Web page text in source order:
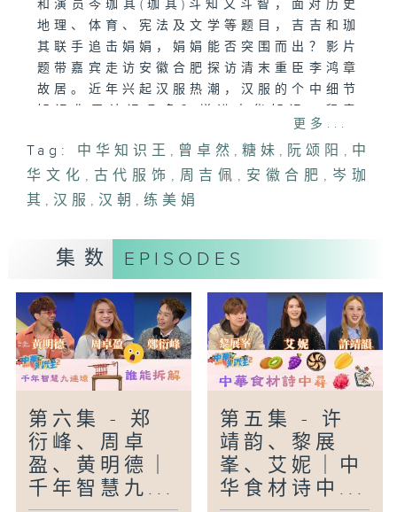
和演员岑珈其(珈其)斗知又斗智，面对历史
地理、体育、宪法及文学等题目，吉吉和珈
其联手追击娟娟，娟娟能否突围而出？影片
题带嘉宾走访安徽合肥探访清末重臣李鸿章
故居。近年兴起汉服热潮，汉服的个中细节
主持：曾卓然、糖妹、阮颂阳
嘉宾：周吉佩、练美娟、岑珈其
#中华知识王#曾卓然#糖妹#阮颂阳#周吉
佩#练美娟#岑珈其#安徽合肥#汉朝#汉服#
古代服饰
更多...
Tag: 中华知识王 , 曾卓然 ,糖妹 , 阮颂阳 , 中
华文化 , 古代服饰 , 周吉佩 , 安徽合肥 , 岑珈
其 , 汉服 , 汉朝 ,练美娟
集数 EPISODES
第六集 - 郑
衍峰、周卓
盈、黄明德｜
千年智慧九...
第五集 - 许
靖韵、黎展
峯、艾妮｜中
华食材诗中...